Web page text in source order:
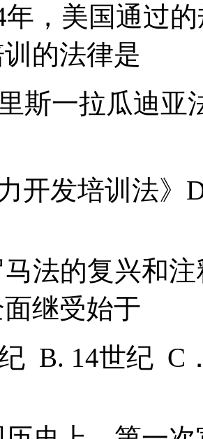
年，美国通过
的法律是
斯一拉瓜迪亚
开发培训法》
马法的复兴和
继受始于
B. 14世纪 C